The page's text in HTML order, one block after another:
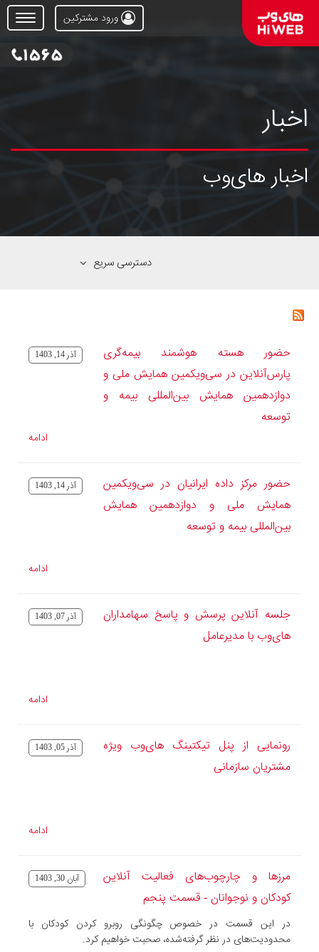
Open
Menu
ورود مشترکین
اخبار
اخبار های‌وب
دسترسی سریع
حضور هسته هوشمند بیمه‌گری
پارس‌آنلاین در سی‌ویکمین همایش ملی و
دوازدهمین همایش بین‌المللی بیمه و
توسعه
آذر 14, 1403
ادامه
حضور مرکز داده ایرانیان در سی‌ویکمین
همایش ملی و دوازدهمین همایش
بین‌المللی بیمه و توسعه
آذر 14, 1403
ادامه
جلسه آنلاین پرسش و پاسخ سهامداران
های‌وب با مدیرعامل
آذر 07, 1403
ادامه
رونمایی از پنل تیکتینگ های‌وب ویژه
مشتریان سازمانی
آذر 05, 1403
ادامه
مرزها و چارچوب‌های فعالیت آنلاین
کودکان و نوجوانان - قسمت پنجم
آبان 30, 1403
در این قسمت در خصوص چگونگی روبرو کردن کودکان با
محدودیت‌های در نظر گرفته‌شده، صحبت خواهیم کرد.